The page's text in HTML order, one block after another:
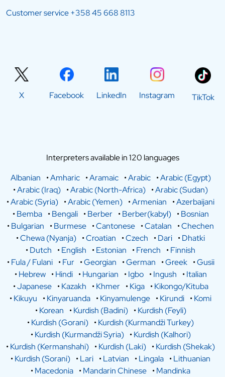
Customer service+358 45 668 8113
X Facebook LinkedIn Instagram TikTok
Interpreters available in 120 languages
Albanian
•Amharic •Aramaic •Arabic •Arabic (Egypt)
•Arabic (Iraq) •Arabic (North-Africa) •Arabic (Sudan)
•Arabic (Syria) •Arabic (Yemen) •Armenian •Azerbaijani
•Bemba •Bengali •Berber •Berber(kabyl) •Bosnian
•Bulgarian •Burmese •Cantonese •Catalan •Chechen
•Chewa (Nyanja) •Croatian •Czech •Dari •Dhatki
•Dutch •English •Estonian •French •Finnish
•Fula / Fulani •Fur •Georgian •German •Greek •Gusii
•Hebrew •Hindi •Hungarian •Igbo •Ingush •Italian
•Japanese •Kazakh •Khmer •Kiga •Kikongo/Kituba
•Kikuyu •Kinyaruanda •Kinyamulenge •Kirundi •Komi
•Korean •Kurdish (Badini) •Kurdish (Feyli)
•Kurdish (Gorani) •Kurdish (Kurmandži Turkey)
•Kurdish (Kurmandži Syria) •Kurdish (Kalhori)
•Kurdish (Kermanshahi) •Kurdish (Laki) •Kurdish (Shekak)
•Kurdish (Sorani) •Lari •Latvian •Lingala •Lithuanian
•Macedonia •Mandarin Chinese •Mandinka